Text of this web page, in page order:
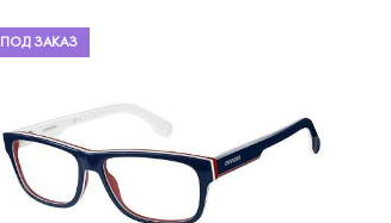
ПОД ЗАКАЗ